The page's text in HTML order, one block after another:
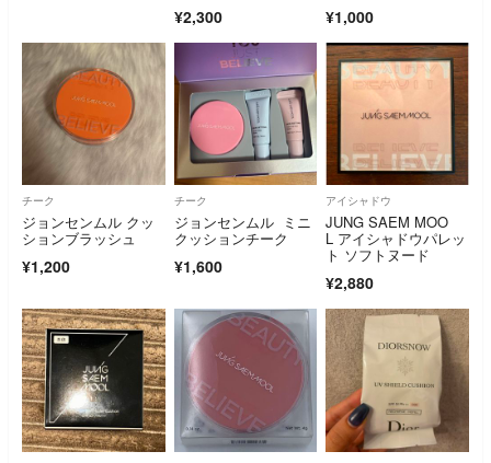
¥2,300 ¥1,000
チーク
ジョンセンムル クッ
ションブラッシュ
¥1,200
チーク
ジョンセンムル ミニ
クッションチーク
¥1,600
アイシャドウ
JUNG SAEM MOO
L アイシャドウパレッ
ト ソフトヌード
¥2,880